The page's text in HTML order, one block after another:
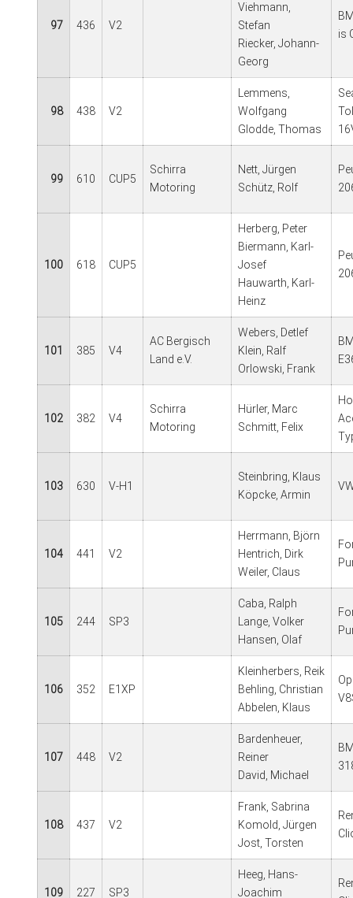
97 436 V2
Viehmann,
Stefan
Riecker, Johann-
Georg
is
98 438 V2
Lemmens,
Wolfgang
Glodde, Thomas
99 610 CUP5
Schirra
Motoring
Nett, Jürgen
Schütz, Rolf
100 618 CUP5
Herberg, Peter
Biermann, Karl-
Josef
Hauwarth, Karl-
Heinz
101 385 V4
AC Bergisch
Land e.V.
Webers, Detlef
Klein, Ralf
Orlowski, Frank
102 382 V4
Schirra
Motoring
Hürler, Marc
Schmitt, Felix
103 630 V-H1
Steinbring, Klaus
Köpcke, Armin
104 441 V2
Herrmann, Björn
Hentrich, Dirk
Weiler, Claus
105 244 SP3
Caba, Ralph
Lange, Volker
Hansen, Olaf
106 352 E1XP
Kleinherbers, Reik
Behling, Christian
Abbelen, Klaus
107 448 V2
Bardenheuer,
Reiner
David, Michael
108 437 V2
Frank, Sabrina
Komold, Jürgen
Jost, Torsten
109 227 SP3
Heeg, Hans-
Joachim